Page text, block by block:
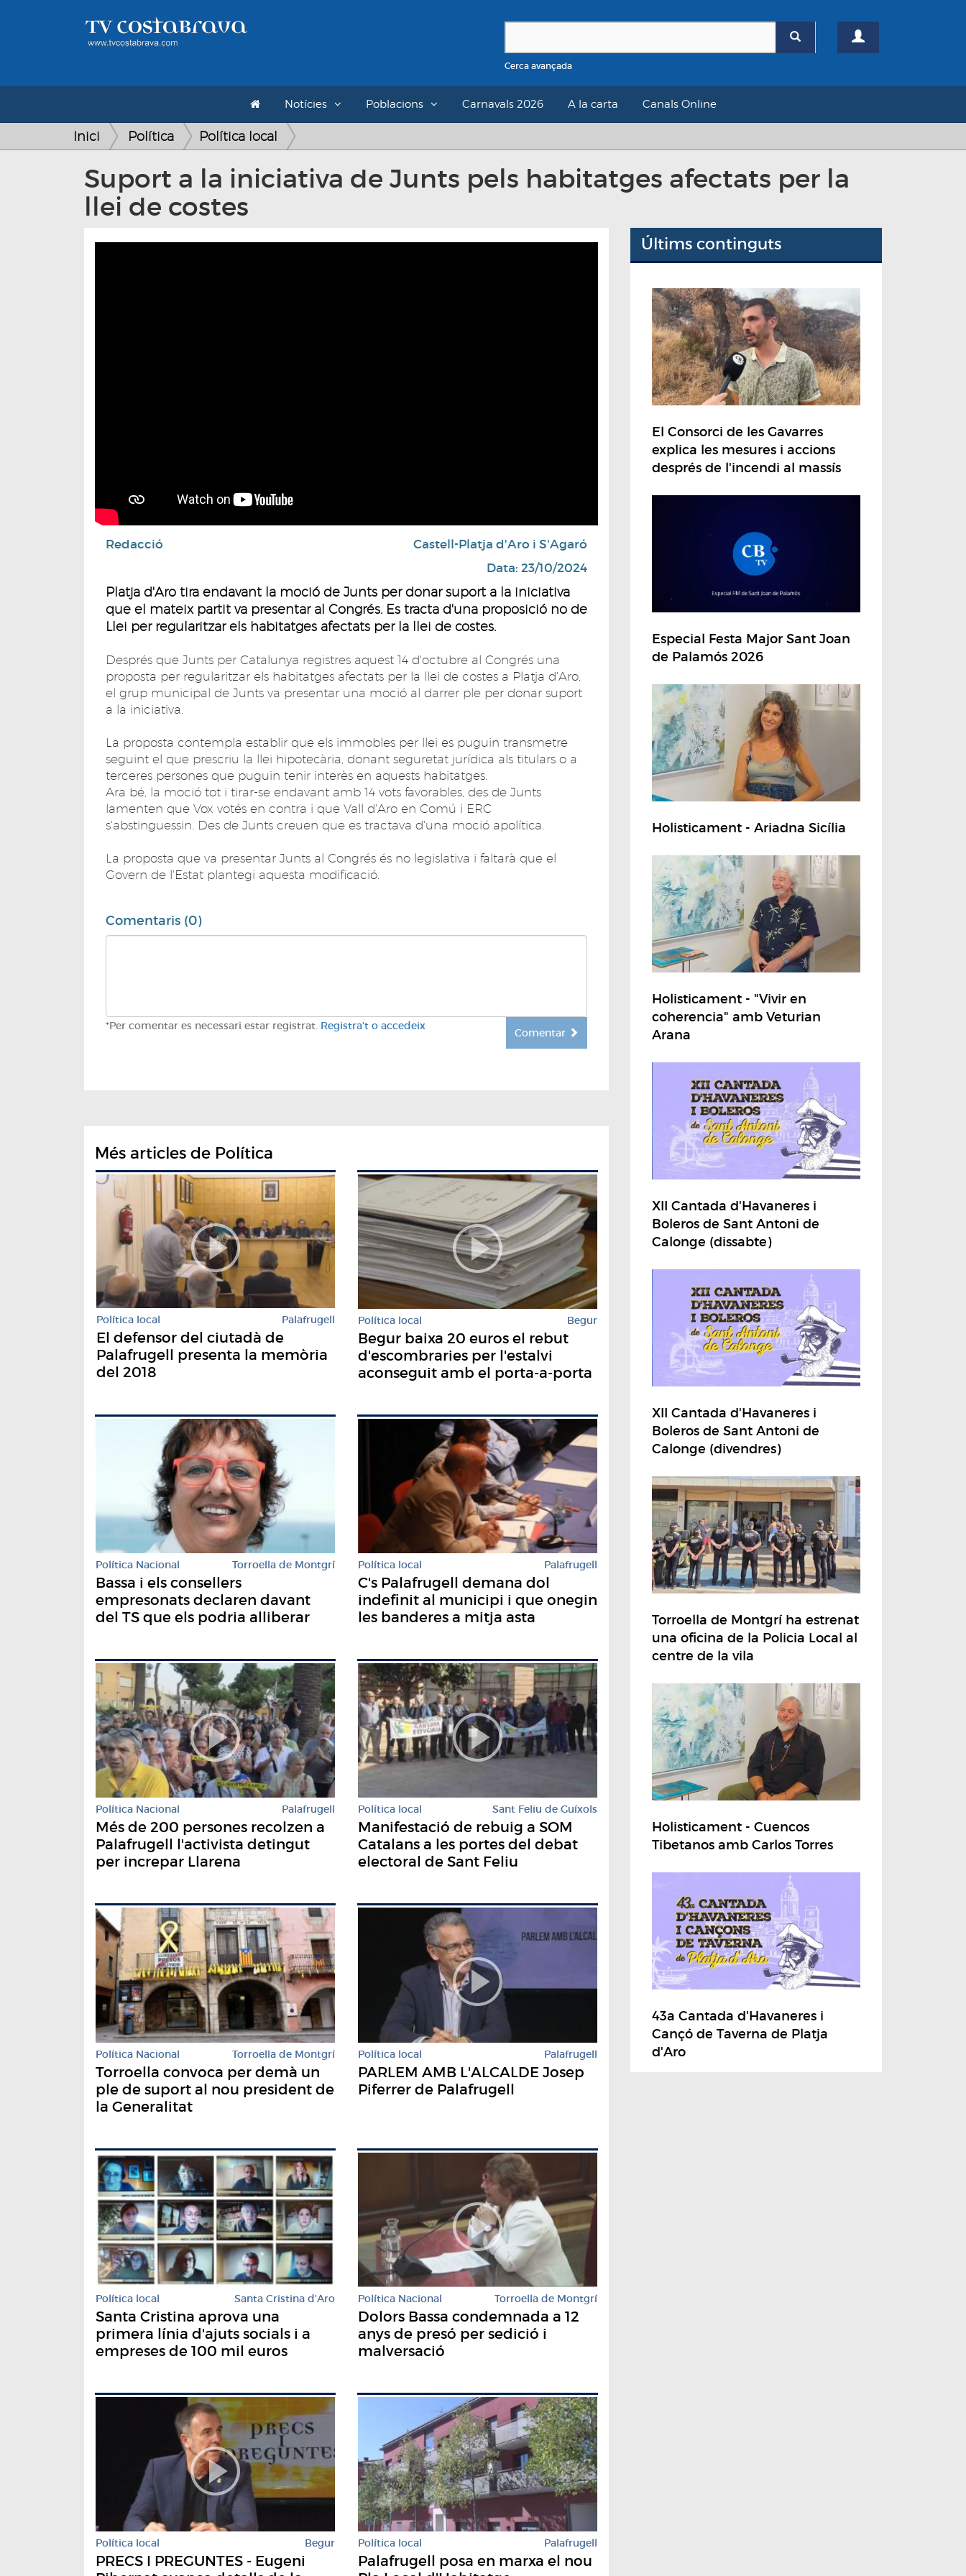
Cerca avançada
Notícies Poblacions Carnavals 2026 A la carta Canals Online
Inici Política Política local
Suport a la iniciativa de Junts pels habitatges afectats per la
llei de costes
Redacció
Castell-Platja d'Aro i S'Agaró
Data: 23/10/2024
Platja d'Aro tira endavant la moció de Junts per donar suport a la iniciativa
que el mateix partit va presentar al Congrés. Es tracta d'una proposició no de
Llei per regularitzar els habitatges afectats per la llei de costes.
Després que Junts per Catalunya registres aquest 14 d'octubre al Congrés una
proposta per regularitzar els habitatges afectats per la llei de costes a Platja d'Aro,
el grup municipal de Junts va presentar una moció al darrer ple per donar suport
a la iniciativa.
La proposta contempla establir que els immobles per llei es puguin transmetre
seguint el que prescriu la llei hipotecària, donant seguretat jurídica als titulars o a
terceres persones que puguin tenir interès en aquests habitatges.
Ara bé, la moció tot i tirar-se endavant amb 14 vots favorables, des de Junts
lamenten que Vox votés en contra i que Vall d'Aro en Comú i ERC
s'abstinguessin. Des de Junts creuen que es tractava d'una moció apolítica.
La proposta que va presentar Junts al Congrés és no legislativa i faltarà que el
Govern de l'Estat plantegi aquesta modificació.
Comentaris (0)
*Per comentar es necessari estar registrat. Registra't o accedeix
Comentar
Més articles de Política
Política local Palafrugell
El defensor del ciutadà de
Palafrugell presenta la memòria
del 2018
Política local Begur
Begur baixa 20 euros el rebut
d'escombraries per l'estalvi
aconseguit amb el porta-a-porta
Política Nacional Torroella de Montgrí
Bassa i els consellers
empresonats declaren davant
del TS que els podria alliberar
Política local Palafrugell
C's Palafrugell demana dol
indefinit al municipi i que onegin
les banderes a mitja asta
Política Nacional Palafrugell
Més de 200 persones recolzen a
Palafrugell l'activista detingut
per increpar Llarena
Política local Sant Feliu de Guíxols
Manifestació de rebuig a SOM
Catalans a les portes del debat
electoral de Sant Feliu
Política Nacional Torroella de Montgrí
Torroella convoca per demà un
ple de suport al nou president de
la Generalitat
Política local Palafrugell
PARLEM AMB L'ALCALDE Josep
Piferrer de Palafrugell
Política local Santa Cristina d'Aro
Santa Cristina aprova una
primera línia d'ajuts socials i a
empreses de 100 mil euros
Política Nacional Torroella de Montgrí
Dolors Bassa condemnada a 12
anys de presó per sedició i
malversació
Política local Begur
PRECS I PREGUNTES - Eugeni
Política local Palafrugell
Palafrugell posa en marxa el nou
Últims continguts
El Consorci de les Gavarres
explica les mesures i accions
després de l'incendi al massís
Especial Festa Major Sant Joan
de Palamós 2026
Holisticament - Ariadna Sicília
Holisticament - "Vivir en
coherencia" amb Veturian
Arana
XII Cantada d'Havaneres i
Boleros de Sant Antoni de
Calonge (dissabte)
XII Cantada d'Havaneres i
Boleros de Sant Antoni de
Calonge (divendres)
Torroella de Montgrí ha estrenat
una oficina de la Policia Local al
centre de la vila
Holisticament - Cuencos
Tibetanos amb Carlos Torres
43a Cantada d'Havaneres i
Cançó de Taverna de Platja
d'Aro